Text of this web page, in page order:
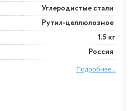
Углеродистые стали
Рутил-целлюлозное
1.5 кг
Россия
Подробнее...